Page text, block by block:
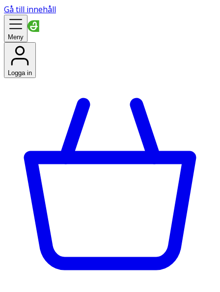
Gå till innehåll
Meny
Logga in